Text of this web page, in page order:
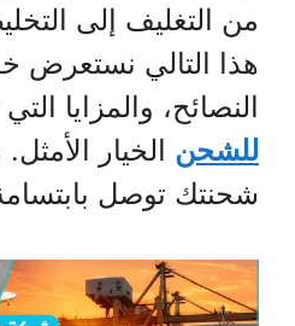
من التغليف إلى
هذا التالي نستعرض
النصائح، والمزايا
للشحن الخيار
شحنتك توصل